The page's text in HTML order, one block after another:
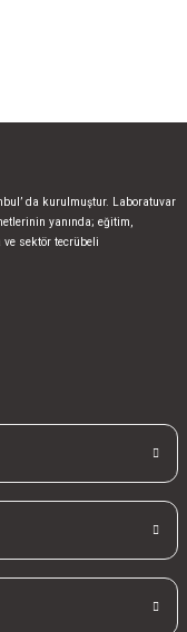
da kurulmuştur. Laboratuvar
yanında; eğitim,
sektör tecrübeli